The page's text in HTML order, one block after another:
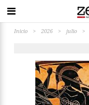
Inicio > 2026 > julio >